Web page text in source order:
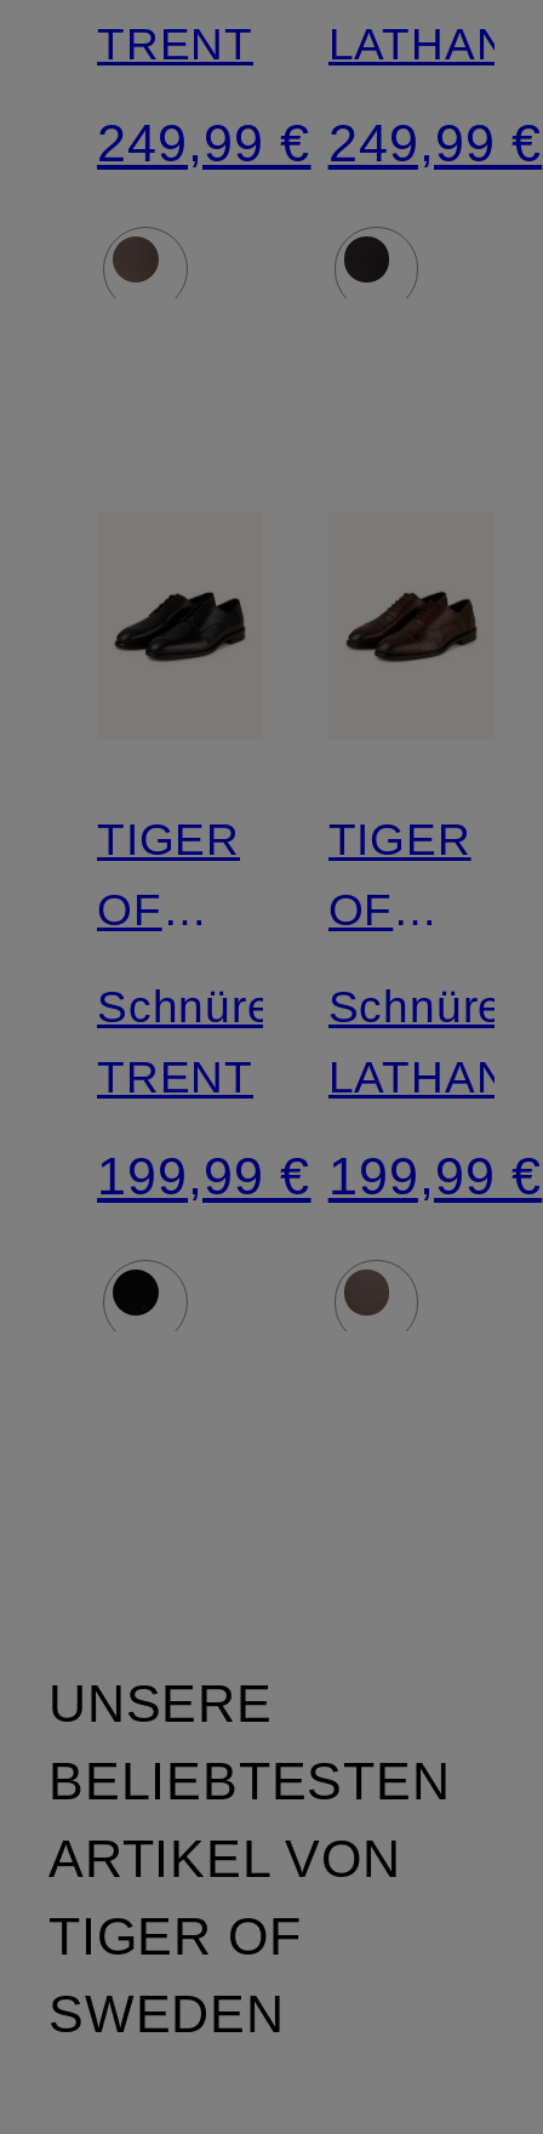
TRENT
249,99 €
LATHAN
249,99 €
TIGER
OF
SWEDEN
Schnürer
TRENT
199,99 €
TIGER
OF
SWEDEN
Schnürer
LATHAN
199,99 €
UNSERE
BELIEBTESTEN
ARTIKEL VON
TIGER OF
SWEDEN